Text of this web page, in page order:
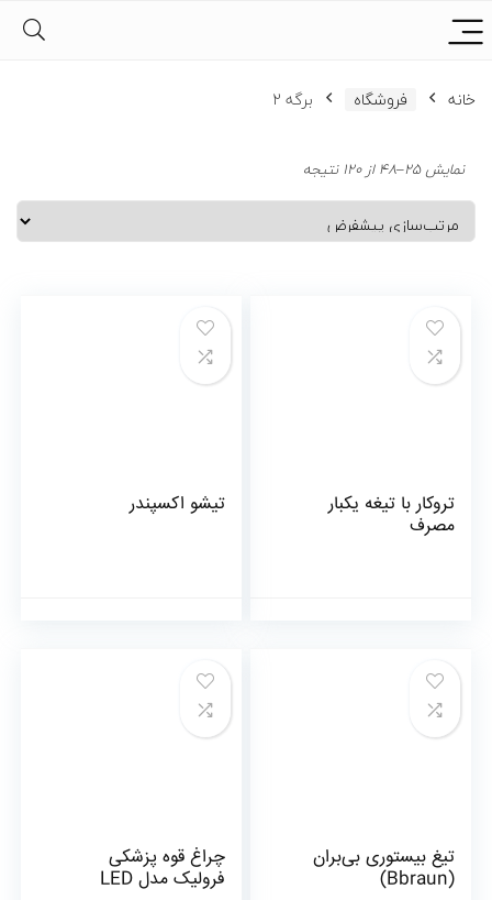
خانه فروشگاه برگه 2
نمایش 25–48 از 120 نتیجه
تروکار با تیغه یکبار
مصرف
تیشو اکسپندر
تیغ بیستوری بی‌بران
(Bbraun)
چراغ قوه پزشکی
فرولیک مدل LED